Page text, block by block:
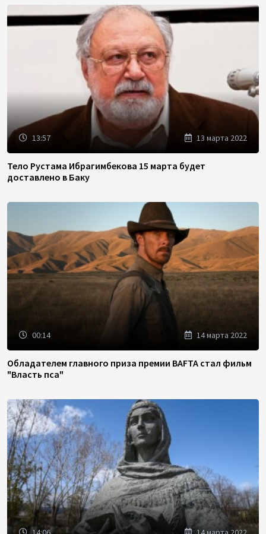
13:57 13 марта 2022
Тело Рустама Ибрагимбекова 15 марта будет
доставлено в Баку
00:14 14 марта 2022
Обладателем главного приза премии BAFTA стал фильм
"Власть пса"